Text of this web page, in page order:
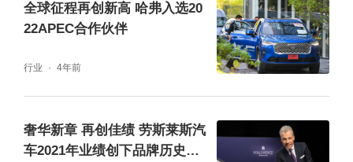
全球征程再创新高 哈弗入选20
22APEC合作伙伴
行业 4年前
奢华新章 再创佳绩 劳斯莱斯汽
车2021年业绩创下品牌历史新